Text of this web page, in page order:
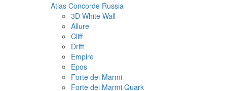
Atlas Concorde Russia
3D White Wall
Allure
Cliff
Drift
Empire
Epos
Forte dei Marmi
Forte dei Marmi Quark